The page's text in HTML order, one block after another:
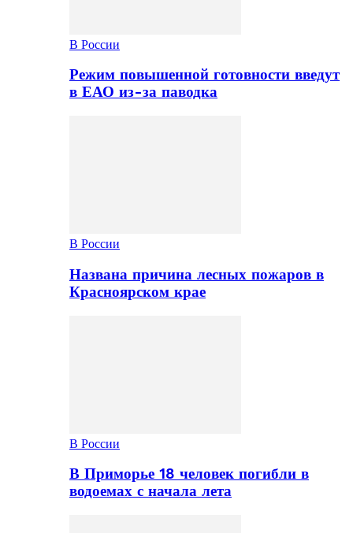
В России
Режим повышенной готовности введут
в ЕАО из-за паводка
В России
Названа причина лесных пожаров в
Красноярском крае
В России
В Приморье 18 человек погибли в
водоемах с начала лета